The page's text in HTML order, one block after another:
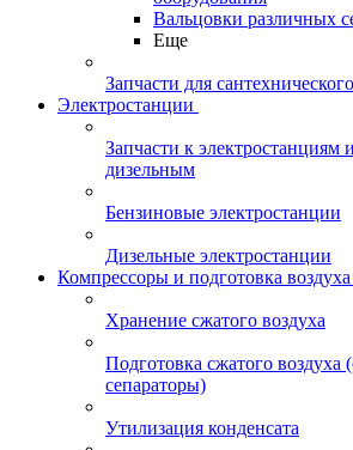
Вальцовки различных
Еще
Запчасти для
Электростанции
Запчасти к электростанциям
дизельным
Бензиновые электростанции
Дизельные электростанции
Компрессоры и подготовка воздуха
Хранение сжатого воздуха
Подготовка сжатого
сепараторы)
Утилизация конденсата